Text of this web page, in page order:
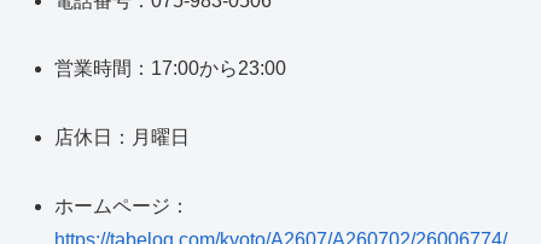
営業時間：17:00から23:00
店休日：月曜日
ホームページ：
https://tabelog.com/kyoto/A2607/A260702/26006774/